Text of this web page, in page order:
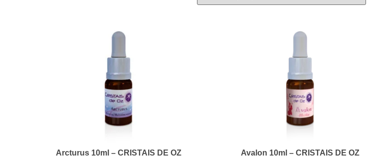
Arcturus 10ml – CRISTAIS DE OZ Avalon 10ml – CRISTAIS DE OZ